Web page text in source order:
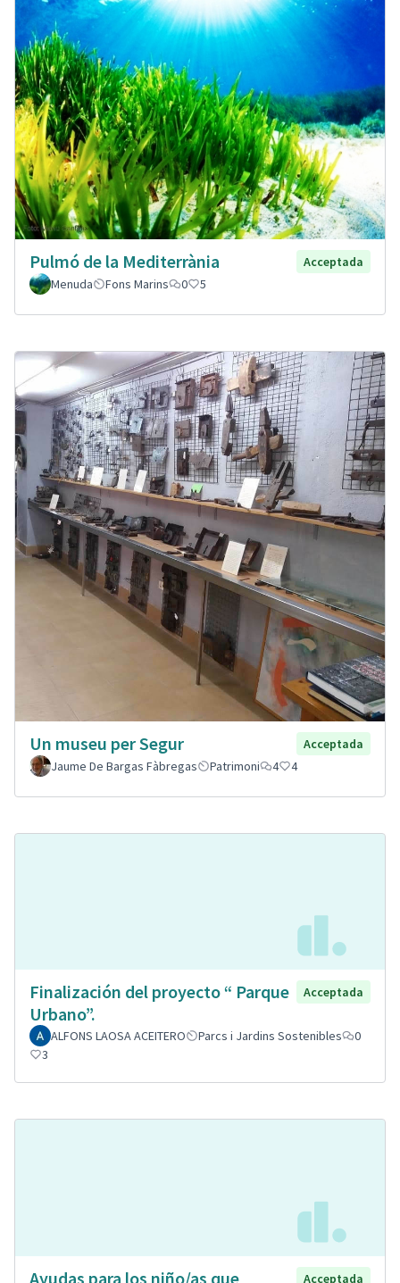
Pulmó de la Mediterrània
Acceptada
Menuda
Fons Marins 0 5
Un museu per Segur
Acceptada
Jaume De Bargas Fàbregas
Patrimoni 4 4
Finalización del proyecto “ Parque
Urbano”.
Acceptada
ALFONS LAOSA ACEITERO Parcs i Jardins Sostenibles
0
3
Ayudas para los niño/as que Acceptada